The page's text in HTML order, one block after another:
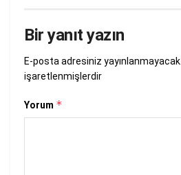
Bir yanıt yazın
E-posta adresiniz yayınlanmayacak.
işaretlenmişlerdir
Yorum *